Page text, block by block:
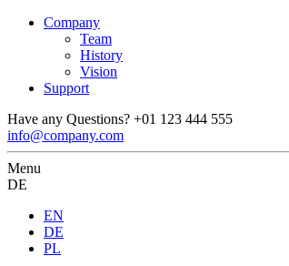
Company
Team
History
Vision
Support
Have any Questions? +01 123 444 555
info@company.com
Menu
DE
EN
DE
PL